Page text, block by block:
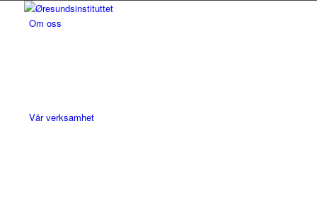
Om oss
Vår verksamhet